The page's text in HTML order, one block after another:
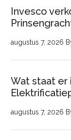
Invesco
augustus 7, 2026
Wat staat er
augustus 7, 2026